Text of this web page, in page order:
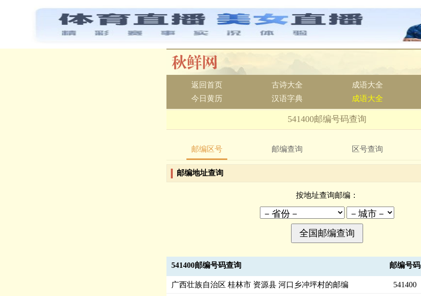
返回首页 古诗大全 成语大全
今日黄历
汉语字典 成语大全
541400邮编号码查询
邮编区号 邮编查询 区号查询
邮编地址查询
按地址查询邮编：
541400邮编号码查询 邮编号码
广西壮族自治区 桂林市 资源县 河口乡冲坪村的邮编 541400